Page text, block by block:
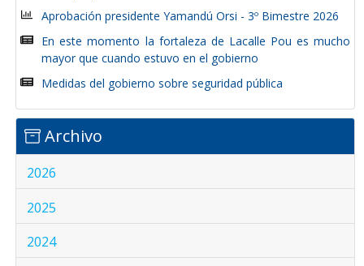
Aprobación presidente Yamandú Orsi - 3º Bimestre 2026
En este momento la fortaleza de Lacalle Pou es mucho
mayor que cuando estuvo en el gobierno
Medidas del gobierno sobre seguridad pública
Archivo
2026
2025
2024